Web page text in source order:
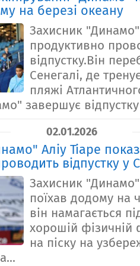
на березі океану
Захисник "Динамо"
продуктивно
відпустку.Він
Сенегалі, де
пляжі
завершує відпустку
02.01.2026
Аліу Тіаре
відпустку у
Захисник "Динамо"
поїхав додому на
він намагається
хорошій фізичній
на піску на